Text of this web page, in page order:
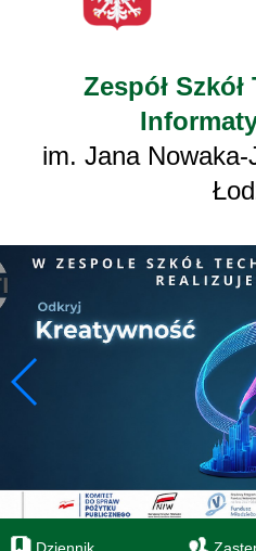
Zespół
im. Jana
Dziennik